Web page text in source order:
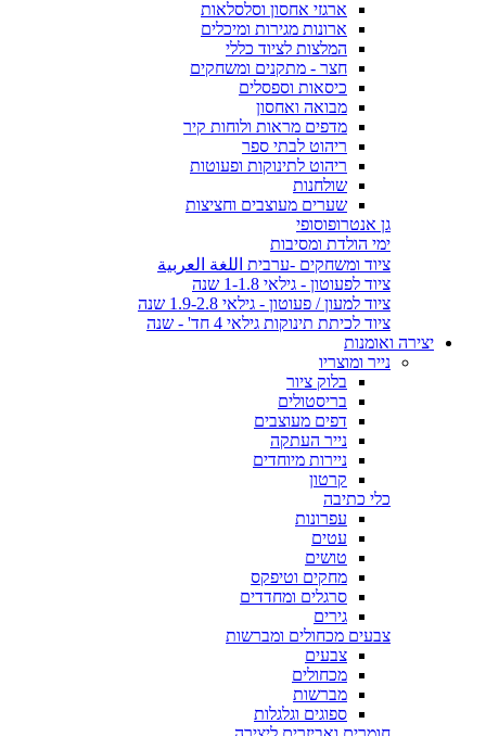
ארגזי אחסון וסלסלאות
ארונות מגירות ומיכלים
המלצות לציוד כללי
חצר - מתקנים ומשחקים
כיסאות וספסלים
מבואה ואחסון
מדפים מראות ולוחות קיר
ריהוט לבתי ספר
ריהוט לתינוקות ופעוטות
שולחנות
שערים מעוצבים וחציצות
גן אנטרופוסופי
ימי הולדת ומסיבות
ציוד ומשחקים -ערבית اللغة العربية
ציוד לפעוטון - גילאי 1-1.8 שנה
ציוד למעון / פעוטון - גילאי 1.9-2.8 שנה
ציוד לכיתת תינוקות גילאי 4 חד' - שנה
יצירה ואומנות
נייר ומוצריו
בלוק ציור
בריסטולים
דפים מעוצבים
נייר העתקה
ניירות מיוחדים
קרטון
כלי כתיבה
עפרונות
עטים
טושים
מחקים וטיפקס
סרגלים ומחדדים
גירים
צבעים מכחולים ומברשות
צבעים
מכחולים
מברשות
ספוגים וגלגלות